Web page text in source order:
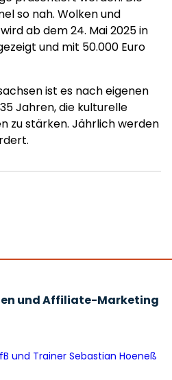
so nah. Wolken und
ab dem 24. Mai 2025 in
und mit 50.000 Euro
ist es nach eigenen
Jahren, die kulturelle
zu stärken. Jährlich werden
und Affiliate-Marketing